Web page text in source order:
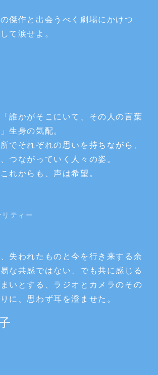
傑作と出会うべく劇場にかけつ
て涙せよ。
誰かがそこにいて、その人の言葉
生身の気配。
でそれぞれの思いを持ちながら、
つながっていく人々の姿。
れからも、声は希望。
ティー
失われたものと今を行き来する余
な共感ではない、でも共に感じる
いとする、ラジオとカメラのその
に、思わず耳を澄ませた。